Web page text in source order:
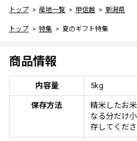
トップ 産地一覧 甲信越 新潟県
トップ 特集 夏のギフト特集
商品情報
内容量 5kg
保存方法
精米したお
なる分だけ
存してくださ